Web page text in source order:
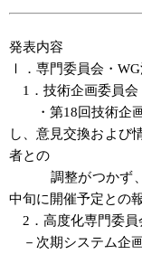
発表内容
Ⅰ．専門委員会・
1．技術企画委員会
・第18回技術企画
し、意見交換および
者との
調整がつかず、開
中旬に開催予定との
2．高度化専門委員
－次期システム企